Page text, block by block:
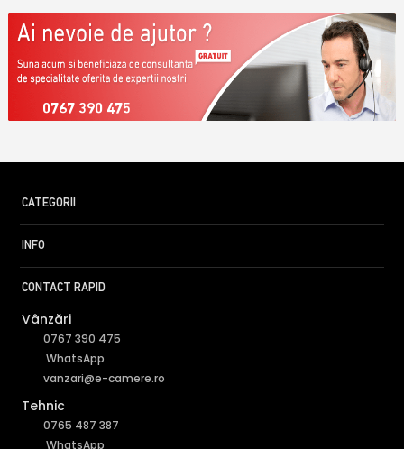
0767 390 475
CATEGORII
INFO
CONTACT RAPID
Vânzări
0767 390 475
WhatsApp
vanzari@e-camere.ro
Tehnic
0765 487 387
WhatsApp